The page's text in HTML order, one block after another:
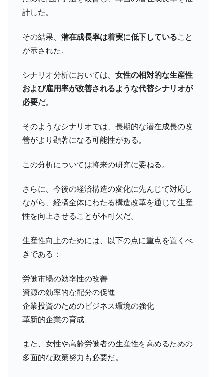
計した。
その結果、 潜在成長率は着実に低下していること
が示された。
シナリオ分析においては、 女性の相対的な生産性
および雇用率が改善されるような代替シナリオが
必要だ。
そのようなシナリオでは、長期的な潜在成長の改
善がより顕著になる可能性がある。
この分析については将来の研究に委ねる。
さらに、今後の経済構造の変化に先んじて対応し
ながら、経済全体にわたる構造改革を通じて生産
性を向上させることが不可欠だ。
生産性向上のためには、以下の点に重点を置くべ
きである：
労働市場の効率性の改善
資源の効率的な配分の促進
企業投資のためのビジネス環境の強化
革新的企業の育成
また、女性や高齢労働者の生産性を高めるための
多面的な政策努力も必要だ。